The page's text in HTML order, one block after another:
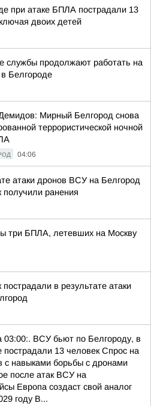
при атаке БПЛА пострадали 13
двоих детей
службы продолжают работать на
Белгороде
Мирный Белгород снова
террористической ночной
04:06
атаки дронов ВСУ на Белгород
получили ранения
три БПЛА, летевших на Москву
пострадали в результате атаки
03:00:. ВСУ бьют по Белгороду, в
пострадали 13 человек Спрос на
с навыками борьбы с дронами
после атак ВСУ на
Европа создаст свой аналог
году В...